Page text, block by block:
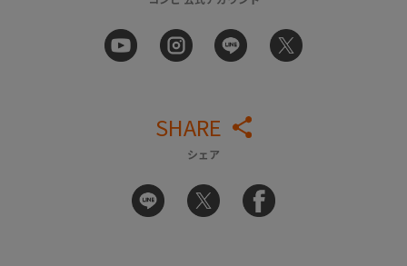
SHARE
シェア